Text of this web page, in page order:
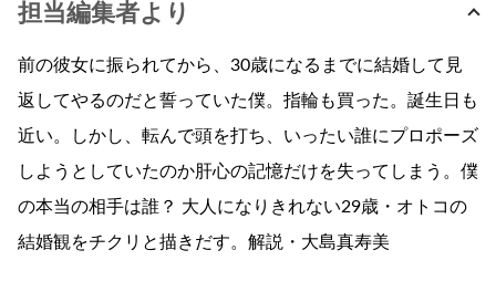
担当編集者より
前の彼女に振られてから、30歳になるまでに結婚して見
返してやるのだと誓っていた僕。指輪も買った。誕生日も
近い。しかし、転んで頭を打ち、いったい誰にプロポーズ
しようとしていたのか肝心の記憶だけを失ってしまう。僕
の本当の相手は誰？ 大人になりきれない29歳・オトコの
結婚観をチクリと描きだす。解説・大島真寿美